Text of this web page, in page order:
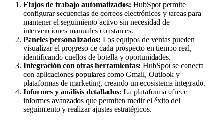
Flujos de trabajo automatizados: HubSpot permite
configurar secuencias de correos electrónicos y tareas para
mantener el seguimiento activo sin necesidad de
intervenciones manuales constantes.
Paneles personalizados: Los equipos de ventas pueden
visualizar el progreso de cada prospecto en tiempo real,
identificando cuellos de botella y oportunidades.
Integración con otras herramientas: HubSpot se conecta
con aplicaciones populares como Gmail, Outlook y
plataformas de marketing, creando un ecosistema integrado.
Informes y análisis detallados: La plataforma ofrece
informes avanzados que permiten medir el éxito del
seguimiento y realizar ajustes estratégicos.